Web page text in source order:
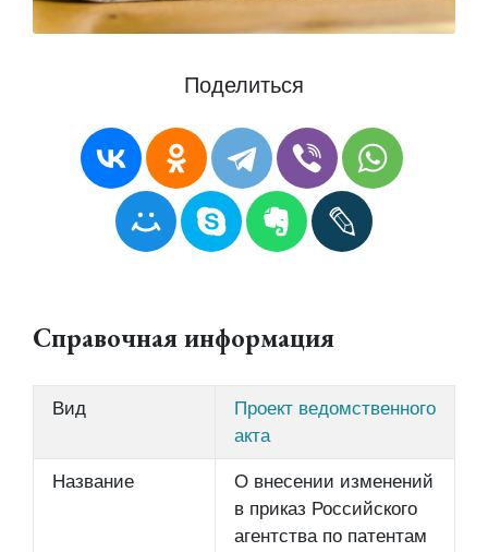
Поделиться
Справочная информация
Вид
Проект ведомственного
акта
Название
О внесении изменений
в приказ Российского
агентства по патентам